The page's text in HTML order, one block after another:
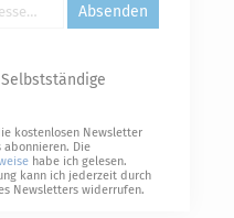
Absenden
Selbstständige
kostenlosen Newsletter
abonnieren. Die
habe ich gelesen.
kann ich jederzeit durch
Newsletters widerrufen.